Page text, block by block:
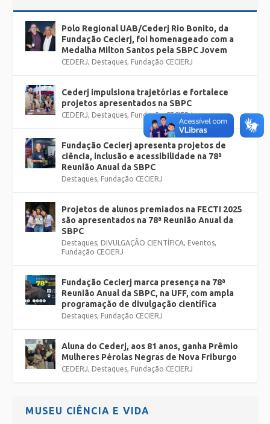
Polo Regional UAB/Cederj Rio Bonito, da
Fundação Cecierj, foi homenageado com a
Medalha Milton Santos pela SBPC Jovem
CEDERJ, Destaques, Fundação CECIERJ
Cederj impulsiona trajetórias e fortalece
projetos apresentados na SBPC
CEDERJ, Destaques, Fundação CECIERJ
Fundação Cecierj apresenta projetos de
ciência, inclusão e acessibilidade na 78ª
Reunião Anual da SBPC
Destaques, Fundação CECIERJ
Projetos de alunos premiados na FECTI 2025
são apresentados na 78ª Reunião Anual da
SBPC
Destaques, DIVULGAÇÃO CIENTÍFICA, Eventos,
Fundação CECIERJ
Fundação Cecierj marca presença na 78ª
Reunião Anual da SBPC, na UFF, com ampla
programação de divulgação científica
Destaques, Fundação CECIERJ
Aluna do Cederj, aos 81 anos, ganha Prêmio
Mulheres Pérolas Negras de Nova Friburgo
CEDERJ, Destaques, Fundação CECIERJ
MUSEU CIÊNCIA E VIDA